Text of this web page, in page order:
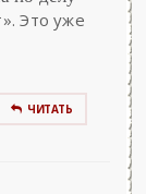
Это уже
ЧИТАТЬ